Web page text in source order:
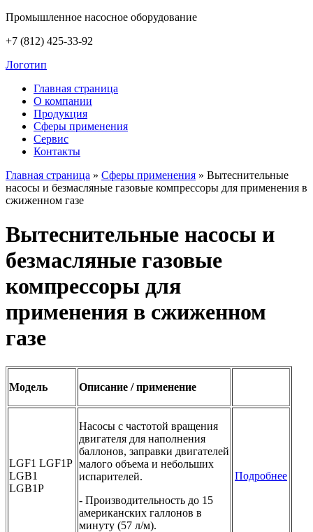
Промышленное насосное оборудование
+7 (812) 425-33-92
Логотип
Главная страница
О компании
Продукция
Сферы применения
Сервис
Контакты
Главная страница » Сферы применения » Вытеснительные
насосы и безмасляные газовые компрессоры для применения в
сжиженном газе
Вытеснительные насосы и
безмасляные газовые
компрессоры для
применения в сжиженном
газе
Модель Описание / применение
LGF1 LGF1P
LGB1
LGB1P
Насосы с частотой вращения
двигателя для наполнения
баллонов, заправки двигателей
малого объема и небольших
испарителей.
- Производительность до 15
американских галлонов в
минуту (57 л/м).
Подробнее